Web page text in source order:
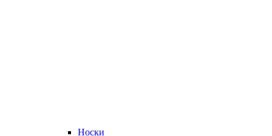
Носки